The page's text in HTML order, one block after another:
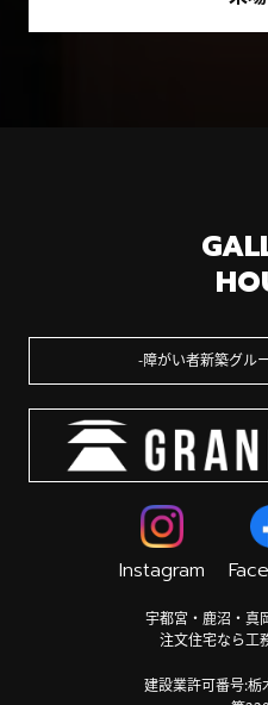
障がい者新築グル
Instagram
宇都宮・鹿沼・真
注文住宅なら工
建設業許可番号:栃